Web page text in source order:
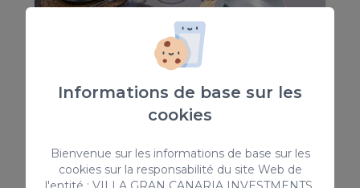
This wonderful apartment is located in the heart of
San Agustín beach, with wonderful views of the
ocean, where you will enjoy unforgettable sunsets.
2
Informations de base sur les
cookies
Bienvenue sur les informations de base sur les
cookies sur la responsabilité du site Web de